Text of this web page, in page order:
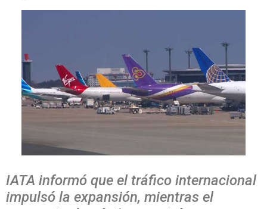
IATA informó que el tráfico internacional
impulsó la expansión, mientras el